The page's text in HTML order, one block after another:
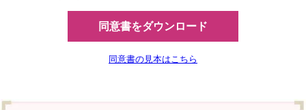
同意書をダウンロード
同意書の見本はこちら